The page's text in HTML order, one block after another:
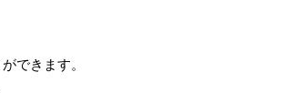
できます。